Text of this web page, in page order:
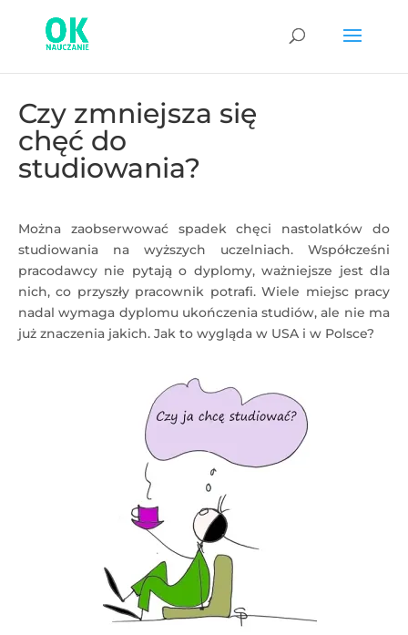
Czy zmniejsza się
chęć do
studiowania?
Można zaobserwować spadek chęci nastolatków do
studiowania na wyższych uczelniach. Współcześni
pracodawcy nie pytają o dyplomy, ważniejsze jest dla
nich, co przyszły pracownik potrafi. Wiele miejsc pracy
nadal wymaga dyplomu ukończenia studiów, ale nie ma
już znaczenia jakich. Jak to wygląda w USA i w Polsce?